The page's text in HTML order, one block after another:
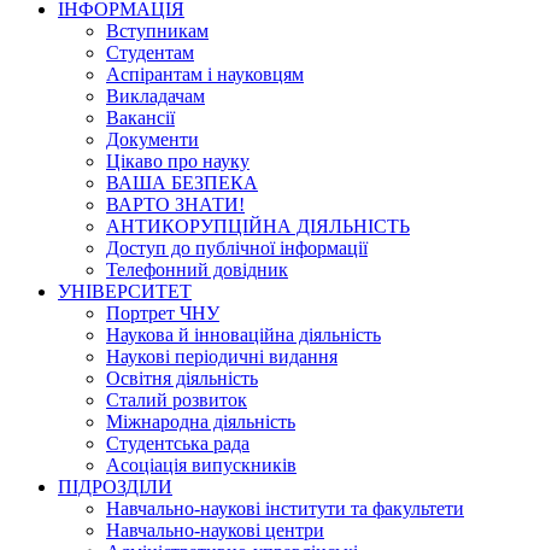
ІНФОРМАЦІЯ
Вступникам
Студентам
Аспірантам і науковцям
Викладачам
Вакансії
Документи
Цікаво про науку
ВАША БЕЗПЕКА
ВАРТО ЗНАТИ!
АНТИКОРУПЦІЙНА ДІЯЛЬНІСТЬ
Доступ до публічної інформації
Телефонний довідник
УНІВЕРСИТЕТ
Портрет ЧНУ
Наукова й інноваційна діяльність
Наукові періодичні видання
Освітня діяльність
Сталий розвиток
Міжнародна діяльність
Студентська рада
Асоціація випускників
ПІДРОЗДІЛИ
Навчально-наукові інститути та факультети
Навчально-наукові центри